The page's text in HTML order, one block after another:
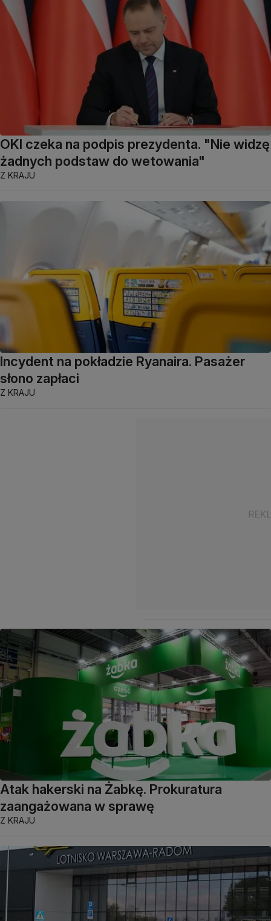
OKI czeka na podpis prezydenta. "Nie widzę
żadnych podstaw do wetowania"
Z KRAJU
Incydent na pokładzie Ryanaira. Pasażer
słono zapłaci
Z KRAJU
Atak hakerski na Żabkę. Prokuratura
zaangażowana w sprawę
Z KRAJU